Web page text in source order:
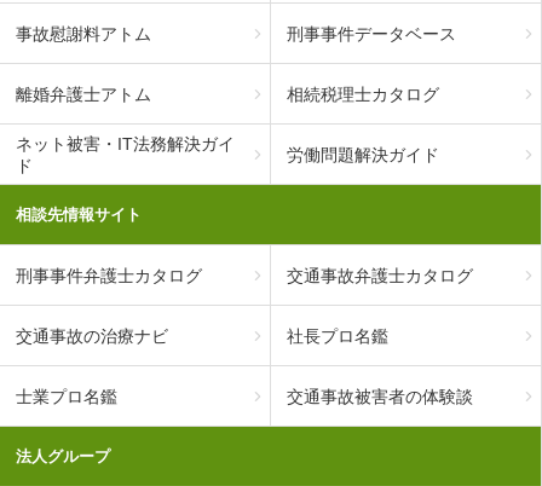
事故慰謝料アトム 刑事事件データベース
離婚弁護士アトム 相続税理士カタログ
ネット被害・IT法務解決ガイ
ド
労働問題解決ガイド
相談先情報サイト
刑事事件弁護士カタログ 交通事故弁護士カタログ
交通事故の治療ナビ 社長プロ名鑑
士業プロ名鑑 交通事故被害者の体験談
法人グループ